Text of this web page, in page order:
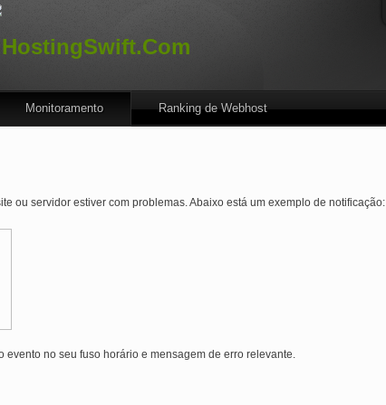
Monitoramento Ranking de Webhost
ou servidor estiver com problemas. Abaixo está um exemplo de notificação:
no seu fuso horário e mensagem de erro relevante.